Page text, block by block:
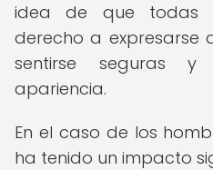
idea de que todas
derecho a expresarse
sentirse seguras
apariencia.
En el caso de los
ha tenido un impacto